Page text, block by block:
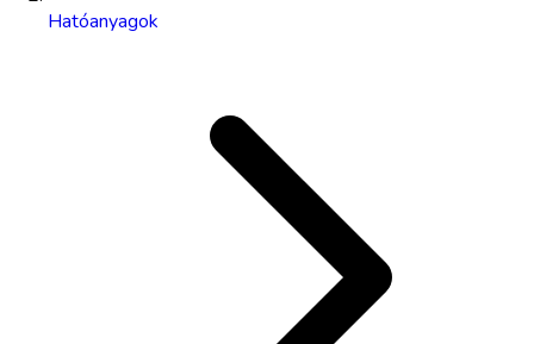
Hatóanyagok